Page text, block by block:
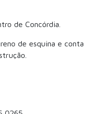
de Concórdia.
de esquina e conta